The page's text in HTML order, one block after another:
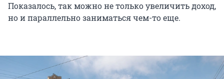
Показалось, так можно не только увеличить доход,
но и параллельно заниматься чем-то еще.